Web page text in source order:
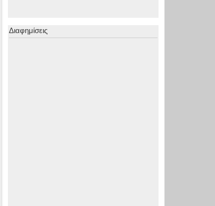
Διαφημίσεις